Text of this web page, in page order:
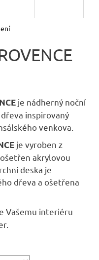
je nádherný noční
inspirovaný
venkova.
je vyroben z
akrylovou
deska je
dřeva a ošetřena
Vašemu interiéru
.